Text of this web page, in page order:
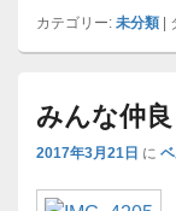
カテゴリー: 未分類 |
みんな仲
2017年3月21日 に